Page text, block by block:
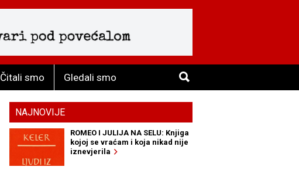
Čitali smo Gledali smo
NAJNOVIJE
ROMEO I JULIJA NA SELU: Knjiga
kojoj se vraćam i koja nikad nije
iznevjerila